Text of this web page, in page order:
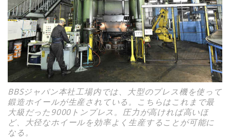
BBSジャパン本社工場内では、大型のプレス機を使って
鍛造ホイールが生産されている。こちらはこれまで最
大級だった9000トンプレス。圧力が高ければ高いほ
ど、大径なホイールを効率よく生産することが可能に
なる。